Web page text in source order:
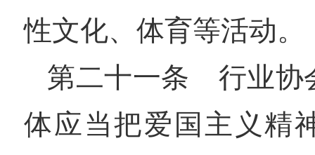
性文化、体育等活动。
第二十一条 行业协
体应当把爱国主义精